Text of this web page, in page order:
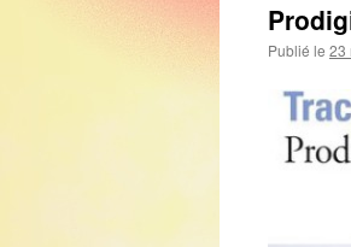
Publié le 23